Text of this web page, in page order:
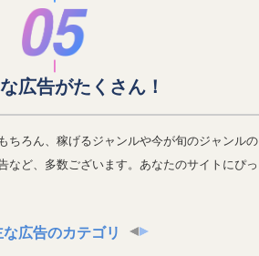
広告がたくさん！
ちろん、稼げるジャンルや今が旬のジャンルの
など、多数ございます。あなたのサイトにぴっ
な広告のカテゴリ